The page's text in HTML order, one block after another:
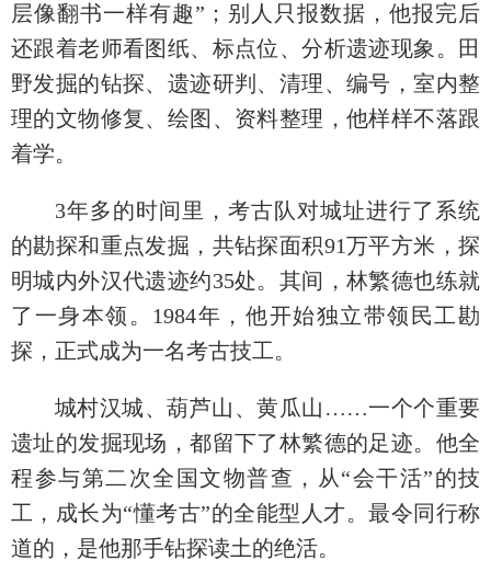
层像翻书一样有趣”；别人只报数据，他报完后
还跟着老师看图纸、标点位、分析遗迹现象。田
野发掘的钻探、遗迹研判、清理、编号，室内整
理的文物修复、绘图、资料整理，他样样不落跟
着学。
3年多的时间里，考古队对城址进行了系统
的勘探和重点发掘，共钻探面积91万平方米，探
明城内外汉代遗迹约35处。其间，林繁德也练就
了一身本领。1984年，他开始独立带领民工勘
探，正式成为一名考古技工。
城村汉城、葫芦山、黄瓜山……一个个重要
遗址的发掘现场，都留下了林繁德的足迹。他全
程参与第二次全国文物普查，从“会干活”的技
工，成长为“懂考古”的全能型人才。最令同行称
道的，是他那手钻探读土的绝活。